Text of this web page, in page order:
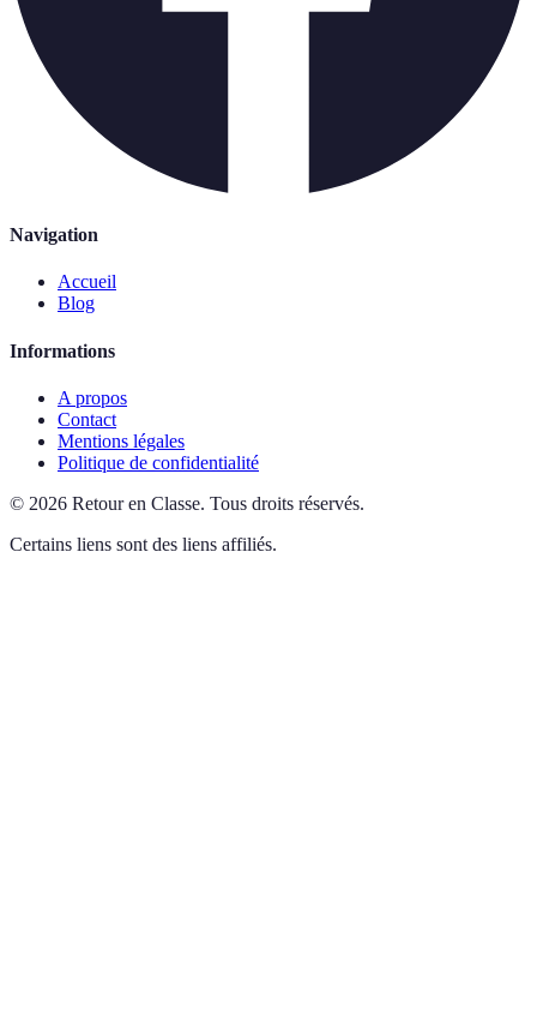
Navigation
Accueil
Blog
Informations
A propos
Contact
Mentions légales
Politique de confidentialité
© 2026 Retour en Classe. Tous droits réservés.
Certains liens sont des liens affiliés.